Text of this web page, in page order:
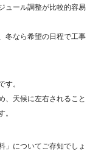
ュール調整が比較的容易
冬なら希望の日程で工事
す。
、天候に左右されること
。
」についてご存知でしょ